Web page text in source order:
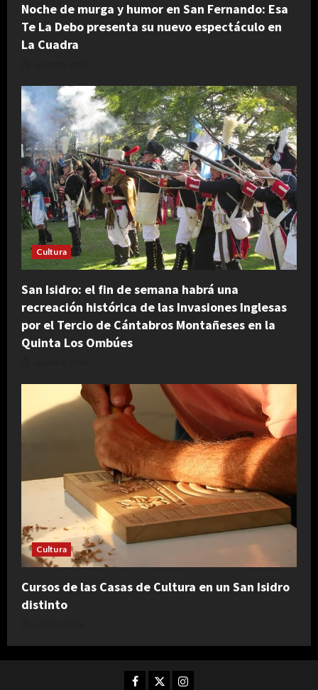
Noche de murga y humor en San Fernando: Esa
Te La Debo presenta su nuevo espectáculo en
La Cuadra
Cultura
San Isidro: el fin de semana habrá una
recreación histórica de las Invasiones Inglesas
por el Tercio de Cántabros Montañeses en la
Quinta Los Ombúes
Cultura
Cursos de las Casas de Cultura en un San Isidro
distinto
Facebook
TwitterInstagram